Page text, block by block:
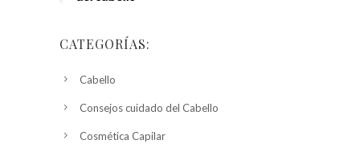
CATEGORÍAS:
Cabello
Consejos cuidado del Cabello
Cosmética Capilar